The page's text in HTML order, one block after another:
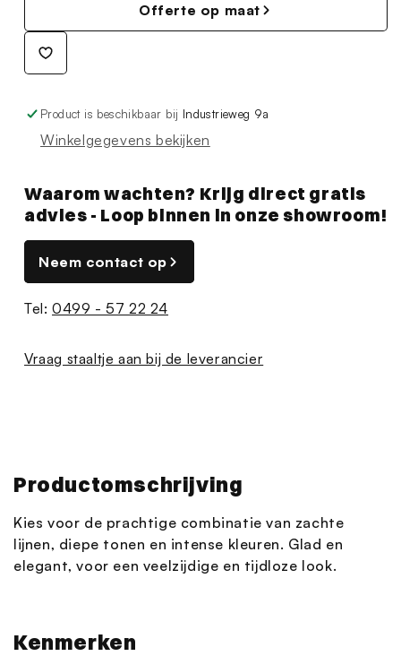
Offerte op maat
Product is beschikbaar bij Industrieweg 9a
Winkelgegevens bekijken
Waarom wachten? Krijg direct gratis
advies - Loop binnen in onze showroom!
Neem contact op
Tel:0499 - 57 22 24
Vraag staaltje aan bij de leverancier
Productomschrijving
Kies voor de prachtige combinatie van zachte
lijnen, diepe tonen en intense kleuren. Glad en
elegant, voor een veelzijdige en tijdloze look.
Kenmerken